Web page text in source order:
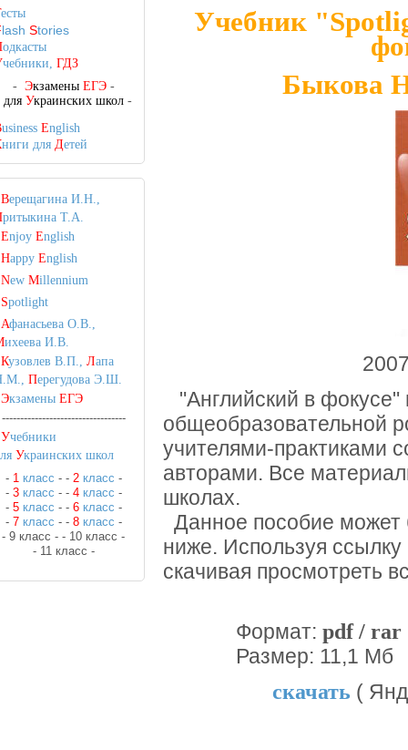
Учебник "
Быкова
"Английский в фокусе"
общеобразовательной
учителями-практиками
авторами. Все
школах.
Данное пособие может
ниже. Используя
скачивая просмотреть
Формат: pdf / rar
Размер: 11,1 Мб
скачать (
есты
lash Stories
одкасты
чебники, ГДЗ
- Экзамены ЕГЭ-
для Украинских школ-
usiness English
ниги для Детей
Верещагина И.Н.,
ритыкина Т.А.
Enjoy English
Happy English
New Millennium
Spotlight
Афанасьева О.В.,
ихеева И.В.
Кузовлев В.П., Лапа
Перегудова Э.Ш.
Экзамены ЕГЭ
----------------------------------
Учебники
Украинских школ
- 1 класс - - 2 класс -
- 3 класс - - 4класс -
- 5 класс - - 6класс -
- 7 класс - - 8 класс -
- 9 класс - - 10 класс -
- 11 класс -